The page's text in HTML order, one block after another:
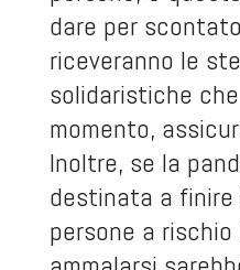
dare per
riceveranno le
solidaristiche
momento,
Inoltre, se la
destinata a finire
persone a